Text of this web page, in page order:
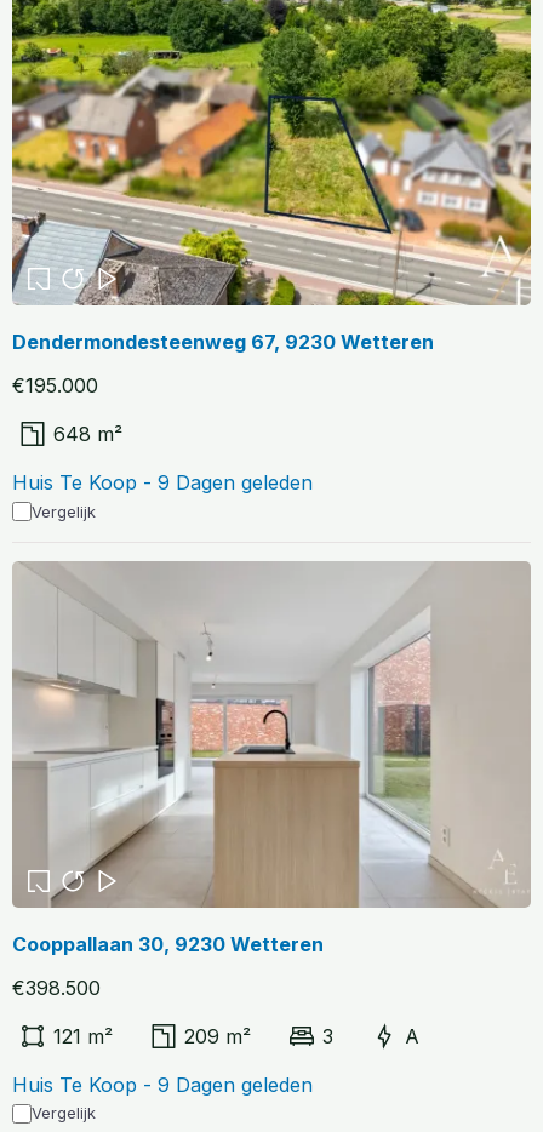
Dendermondesteenweg 67, 9230 Wetteren
€195.000
648 m²
Huis Te Koop - 9 Dagen geleden
Vergelijk
Cooppallaan 30, 9230 Wetteren
€398.500
121 m²
209 m² 3
A
Huis Te Koop - 9 Dagen geleden
Vergelijk